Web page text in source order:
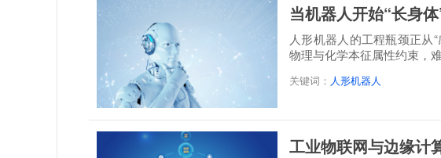
当机器人开始“长身
人形机器人的工程瓶颈正
物理与化学本征属性约束，
关键词： 人形机器人
工业物联网与边缘计